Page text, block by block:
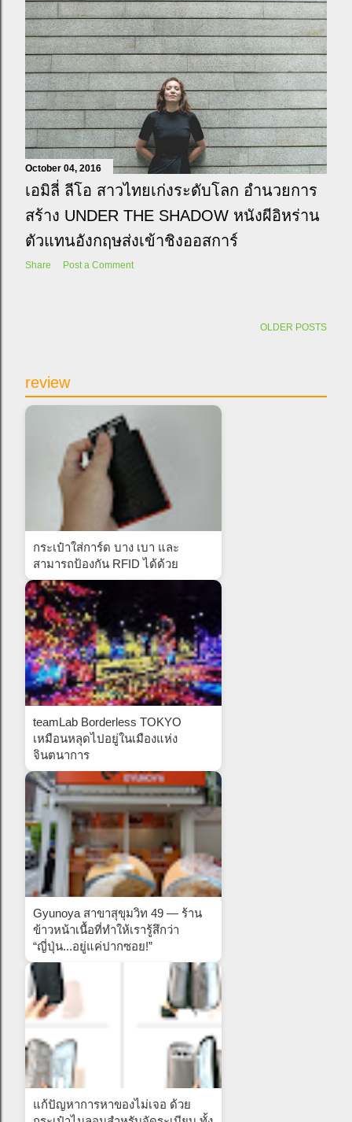
October 04, 2016
เอมิลี่ ลีโอ สาวไทยเก่งระดับโลก อำนวยการ
สร้าง UNDER THE SHADOW หนังผีอิหร่าน
ตัวแทนอังกฤษส่งเข้าชิงออสการ์
Share Post a Comment
OLDER POSTS
review
กระเป๋าใส่การ์ด บาง เบา และ
สามารถป้องกัน RFID ได้ด้วย
teamLab Borderless TOKYO
เหมือนหลุดไปอยู่ในเมืองแห่ง
จินตนาการ
Gyunoya สาขาสุขุมวิท 49 — ร้าน
ข้าวหน้าเนื้อที่ทำให้เรารู้สึกว่า
“ญี่ปุ่น...อยู่แค่ปากซอย!”
แก้ปัญหาการหาของไม่เจอ ด้วย